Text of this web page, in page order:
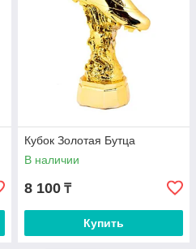
Кубок Золотая Бутца
В наличии
8 100 ₸
Купить